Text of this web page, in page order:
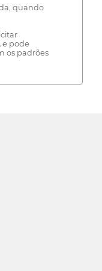
quando
e pode
os padrões